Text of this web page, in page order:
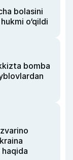
bolasini
o‘qildi
bomba